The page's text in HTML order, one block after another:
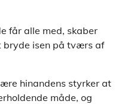
får alle med, skaber
bryde isen på tværs af
hinandens styrker at
måde, og